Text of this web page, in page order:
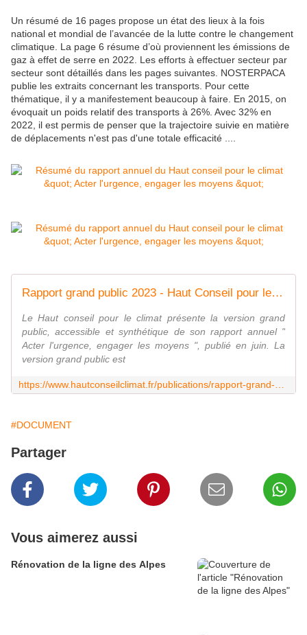
Un résumé de 16 pages propose un état des lieux à la fois
national et mondial de l’avancée de la lutte contre le changement
climatique. La page 6 résume d’où proviennent les émissions de
gaz à effet de serre en 2022. Les efforts à effectuer secteur par
secteur sont détaillés dans les pages suivantes. NOSTERPACA
publie les extraits concernant les transports. Pour cette
thématique, il y a manifestement beaucoup à faire. En 2015, on
évoquait un poids relatif des transports à 26%. Avec 32% en
2022, il est permis de penser que la trajectoire suivie en matière
de déplacements n'est pas d'une totale efficacité ....
Rapport grand public 2023 - Haut Conseil pour le Climat
Le Haut conseil pour le climat présente la version grand
public, accessible et synthétique de son rapport annuel "
Acter l'urgence, engager les moyens ", publié en juin. La
version grand public est
#DOCUMENT
Partager
Vous aimerez aussi
Rénovation de la ligne des Alpes